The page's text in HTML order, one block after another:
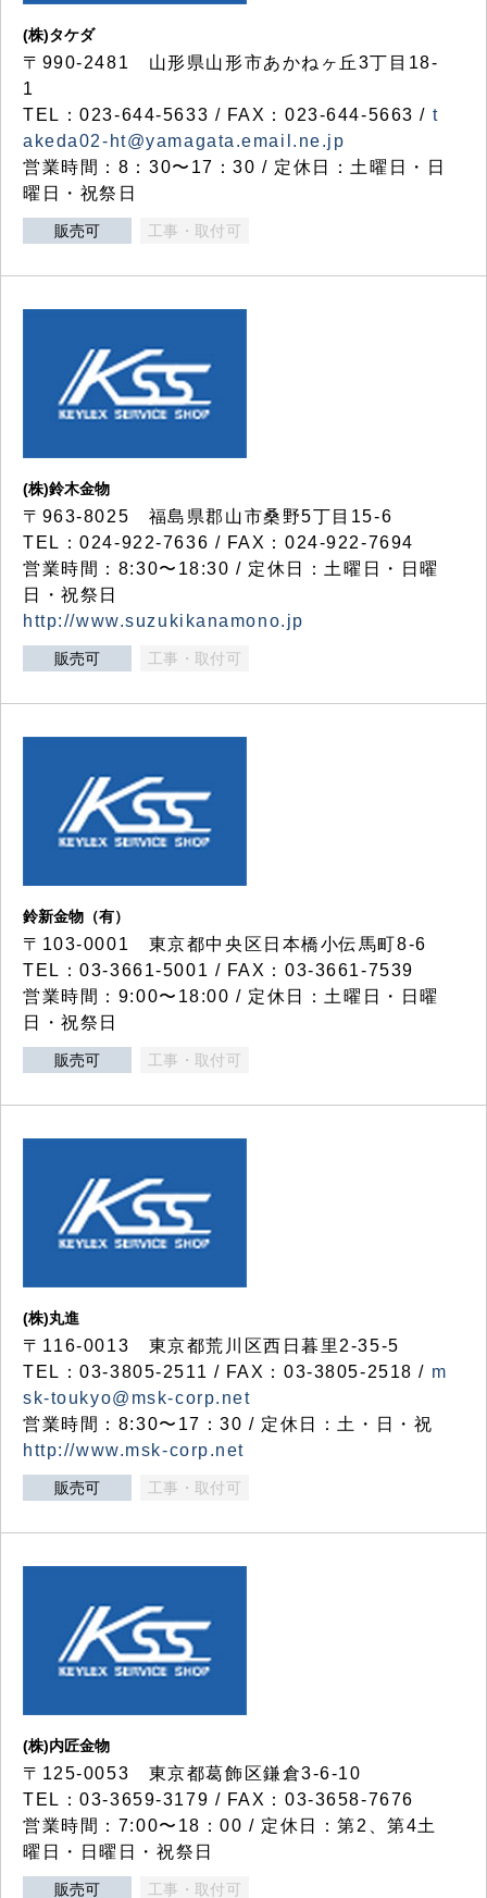
(株)タケダ
〒990-2481 山形県山形市あかねヶ丘3丁目18-
1
TEL：023-644-5633 / FAX：023-644-5663 / t
akeda02-ht@yamagata.email.ne.jp
営業時間：8：30〜17：30 / 定休日：土曜日・日
曜日・祝祭日
販売可 工事・取付可
(株)鈴木金物
〒963-8025 福島県郡山市桑野5丁目15-6
TEL：024-922-7636 / FAX：024-922-7694
営業時間：8:30〜18:30 / 定休日：土曜日・日曜
日・祝祭日
http://www.suzukikanamono.jp
販売可 工事・取付可
鈴新金物（有）
〒103-0001 東京都中央区日本橋小伝馬町8-6
TEL：03-3661-5001 / FAX：03-3661-7539
営業時間：9:00〜18:00 / 定休日：土曜日・日曜
日・祝祭日
販売可 工事・取付可
(株)丸進
〒116-0013 東京都荒川区西日暮里2-35-5
TEL：03-3805-2511 / FAX：03-3805-2518 / m
sk-toukyo@msk-corp.net
営業時間：8:30〜17：30 / 定休日：土・日・祝
http://www.msk-corp.net
販売可 工事・取付可
(株)内匠金物
〒125-0053 東京都葛飾区鎌倉3-6-10
TEL：03-3659-3179 / FAX：03-3658-7676
営業時間：7:00〜18：00 / 定休日：第2、第4土
曜日・日曜日・祝祭日
販売可 工事・取付可